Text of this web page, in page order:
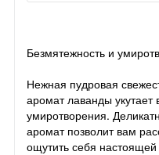
Безмятежность и
Нежная пудровая
аромат лаванды
умиротворения.
аромат позволит вам
ощутить себя